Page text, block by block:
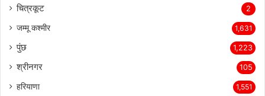
चित्रकूट 2
जम्मू कश्मीर 1,631
पुंछ 1,223
श्रीनगर 105
हरियाणा 1,551